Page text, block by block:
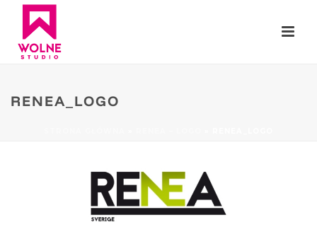
RENEA_LOGO